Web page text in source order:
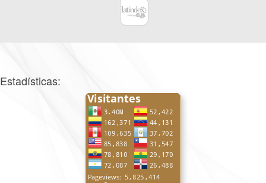
Estadísticas: